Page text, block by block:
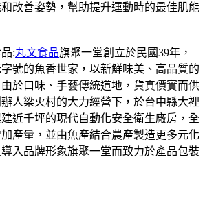
改善姿勢，幫助提升運動時的最佳肌能
:丸文食品旗聚一堂創立於民國39年，
號的魚香世家，以新鮮味美、高品質的
於口味、手藝傳統道地，貨真價實而供
人梁火村的大力經營下，於台中縣大裡
近千坪的現代自動化安全衛生廠房，全
產量，並由魚產結合農產製造更多元化
入品牌形象旗聚一堂而致力於產品包裝